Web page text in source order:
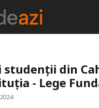
studenții din
- Lege